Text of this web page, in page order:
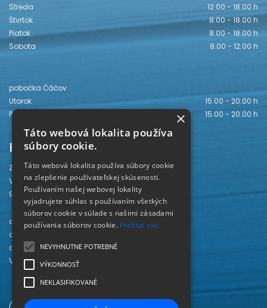
Streda
12.00 - 18.00 h
Štvrtok
8.00 - 18.00 h
Piatok
8.00 - 18.00 h
Sobota
8.00 - 12.00 h
pobočka Čáčov
Utorok
15.00 - 20.00 h
Piatok
15.00 - 20.00 h
Kontakt
Záhorská knižnica
Vajanského 28
905 01 Senica
odd. beletrie 034/654 3780
odd. odbornej literatúry 034/651 2710
odd. pre deti a mládež 034/654 6519
Viac kontaktov nájdete
×
Táto webová lokalita používa
súbory cookie.
Táto webová lokalita používa súbory cookie
na zlepšenie používateľskej skúsenosti.
Používaním našej webovej lokality
vyjadrujete súhlas s používaním všetkých
súborov cookie v súlade s našimi zásadami
používania súborov cookie. Prečítať viac
NEVYHNUTNE POTREBNÉ
VÝKONNOSŤ
NEKLASIFIKOVANÉ